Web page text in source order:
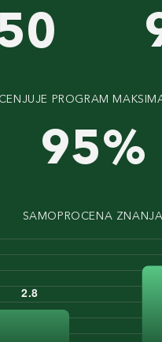
PROGRAM
95%
SAMOPROCENA ZNANJA